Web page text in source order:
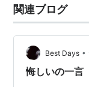
は・・・アレだ
感じでしたけど
関連ブログ
Best Days •
悔しいの一言